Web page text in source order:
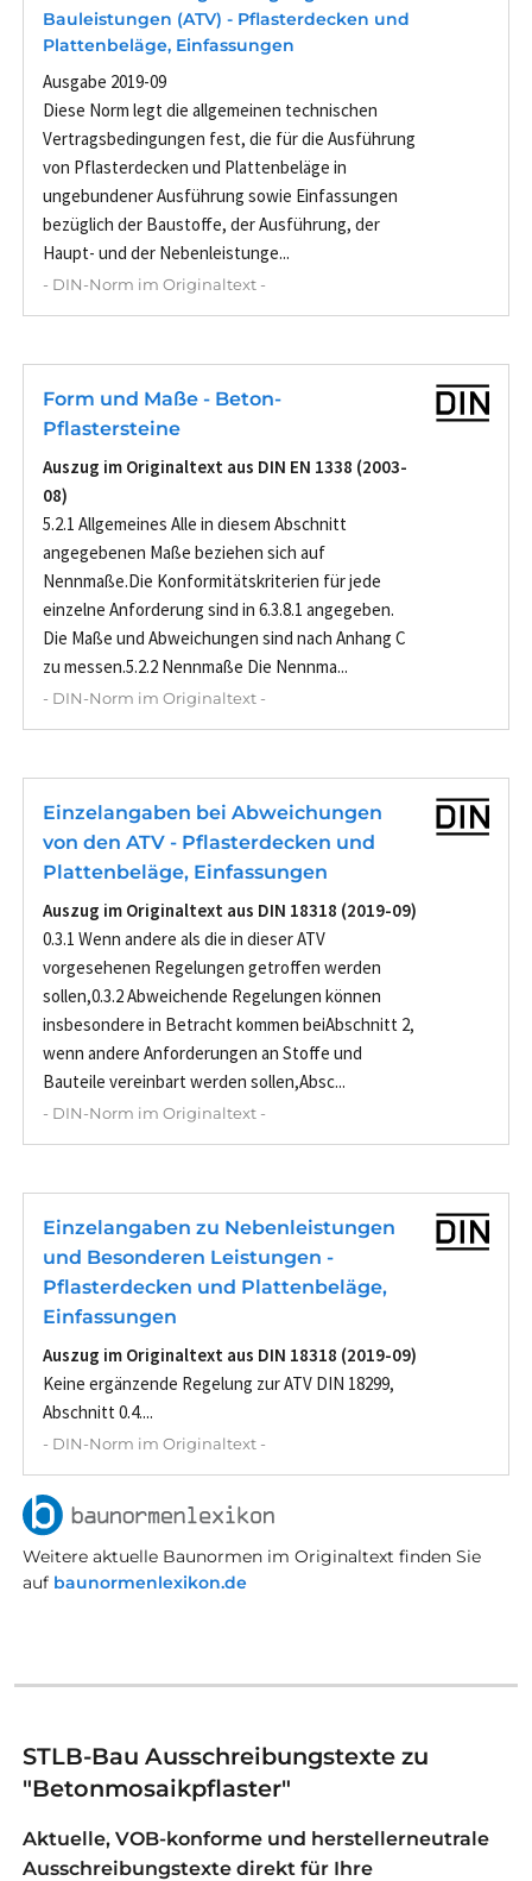
Bauleistungen (ATV) - Pflasterdecken und
Plattenbeläge, Einfassungen
Ausgabe 2019-09
Diese Norm legt die allgemeinen technischen
Vertragsbedingungen fest, die für die Ausführung
von Pflasterdecken und Plattenbeläge in
ungebundener Ausführung sowie Einfassungen
bezüglich der Baustoffe, der Ausführung, der
Haupt- und der Nebenleistunge...
- DIN-Norm im Originaltext -
Form und Maße - Beton-
Pflastersteine
Auszug im Originaltext aus DIN EN 1338 (2003-
08)
5.2.1 Allgemeines Alle in diesem Abschnitt
angegebenen Maße beziehen sich auf
Nennmaße.Die Konformitätskriterien für jede
einzelne Anforderung sind in 6.3.8.1 angegeben.
Die Maße und Abweichungen sind nach Anhang C
zu messen.5.2.2 Nennmaße Die Nennma...
- DIN-Norm im Originaltext -
Einzelangaben bei Abweichungen
von den ATV - Pflasterdecken und
Plattenbeläge, Einfassungen
Auszug im Originaltext aus DIN 18318 (2019-09)
0.3.1 Wenn andere als die in dieser ATV
vorgesehenen Regelungen getroffen werden
sollen,0.3.2 Abweichende Regelungen können
insbesondere in Betracht kommen beiAbschnitt 2,
wenn andere Anforderungen an Stoffe und
Bauteile vereinbart werden sollen,Absc...
- DIN-Norm im Originaltext -
Einzelangaben zu Nebenleistungen
und Besonderen Leistungen -
Pflasterdecken und Plattenbeläge,
Einfassungen
Auszug im Originaltext aus DIN 18318 (2019-09)
Keine ergänzende Regelung zur ATV DIN 18299,
Abschnitt 0.4....
- DIN-Norm im Originaltext -
Weitere aktuelle Baunormen im Originaltext finden Sie
auf baunormenlexikon.de
STLB-Bau Ausschreibungstexte zu
"Betonmosaikpflaster"
Aktuelle, VOB-konforme und herstellerneutrale
Ausschreibungstexte direkt für Ihre